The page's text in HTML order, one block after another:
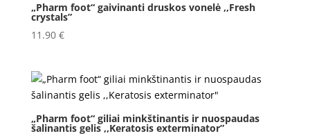
„Pharm foot“ gaivinanti druskos vonelė ,,Fresh
crystals”
11.90 €
„Pharm foot“ giliai minkštinantis ir nuospaudas
šalinantis gelis ,,Keratosis exterminator”